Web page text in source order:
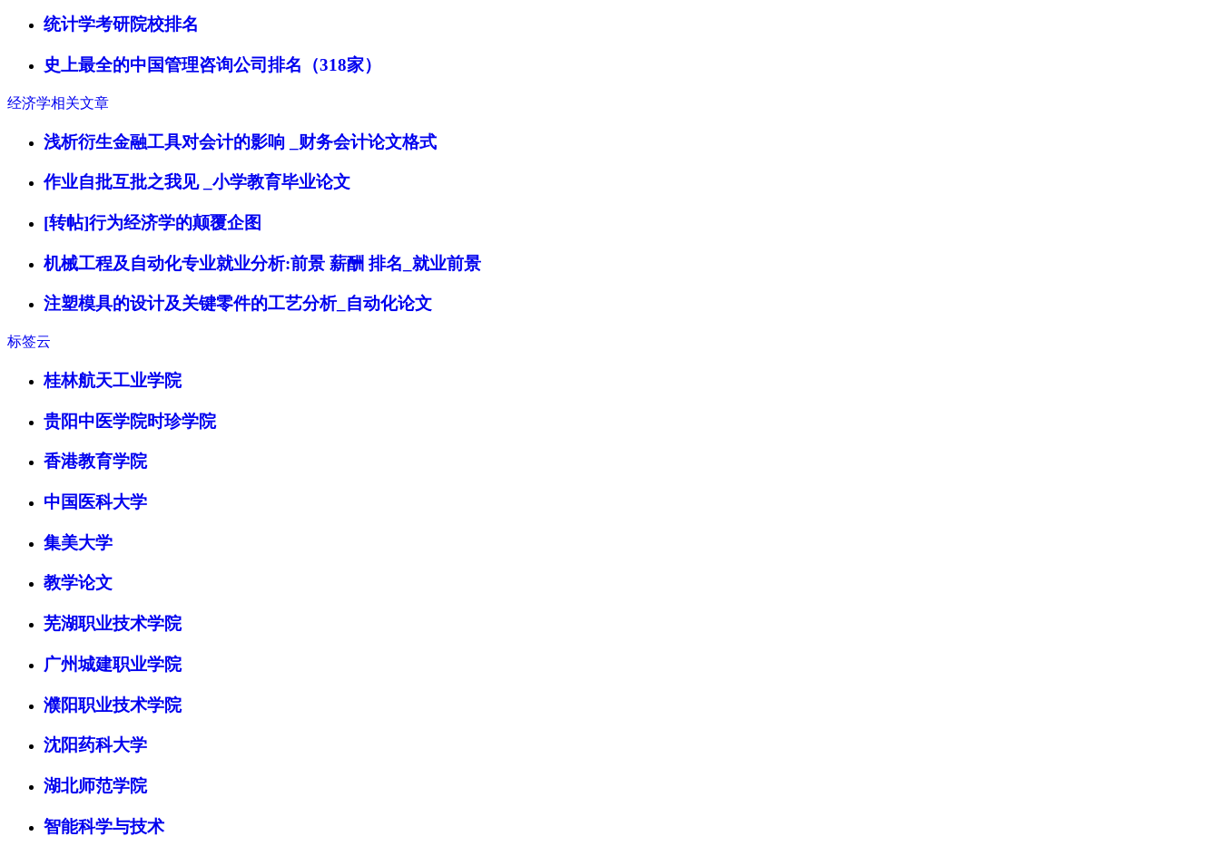
统计学考研院校排名
史上最全的中国管理咨询公司排名（318家）
经济学相关文章
浅析衍生金融工具对会计的影响 _财务会计论文格式
作业自批互批之我见 _小学教育毕业论文
[转帖]行为经济学的颠覆企图
机械工程及自动化专业就业分析:前景 薪酬 排名_就业前景
注塑模具的设计及关键零件的工艺分析_自动化论文
标签云
桂林航天工业学院
贵阳中医学院时珍学院
香港教育学院
中国医科大学
集美大学
教学论文
芜湖职业技术学院
广州城建职业学院
濮阳职业技术学院
沈阳药科大学
湖北师范学院
智能科学与技术